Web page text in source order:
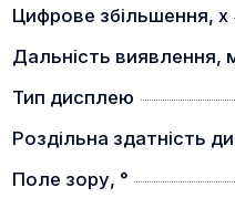
Винятковий об’єктив з
поєднанні з потужним
об'єктів людського
Цифрове збільшення, x
Дальність виявлення,
Тип дисплею
Роздільна здатність
Поле зору, °